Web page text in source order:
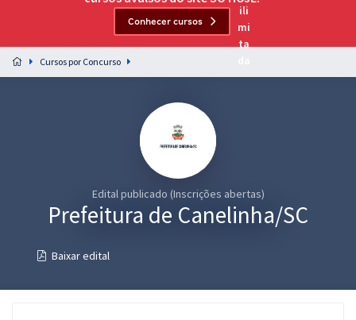
Preparação completa e intensiva para as principais
residências em saúde do Brasil
Conhecer cursos
Cursos por Concurso
Edital publicado (Inscrições abertas)
Prefeitura de Canelinha/SC
Baixar edital